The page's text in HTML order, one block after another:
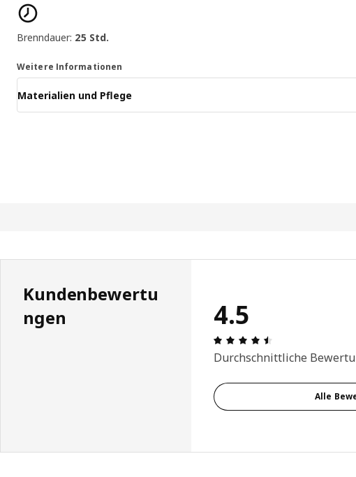
Produktmerkmale
Brenndauer: 25 Std.
Weitere Informationen
Materialien und Pflege
Kundenbewertu
ngen
4.5
Bewertung: 4.5
Durchschnittliche
Alle